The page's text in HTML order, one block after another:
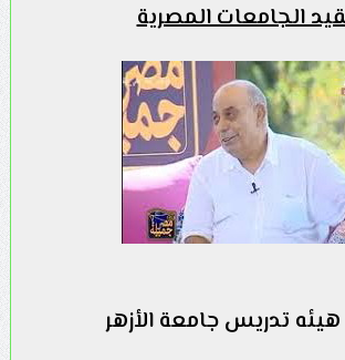
الجامعات المصرية
تدريس جامعة الأزهر